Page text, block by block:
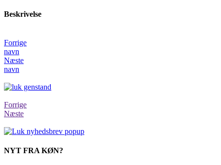
Beskrivelse
Forrige
navn
Næste
navn
Forrige
Næste
NYT FRA KØN?